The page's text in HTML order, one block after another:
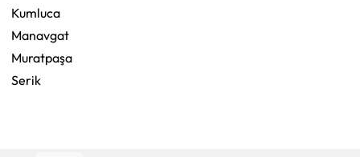
Kumluca
Manavgat
Muratpaşa
Serik